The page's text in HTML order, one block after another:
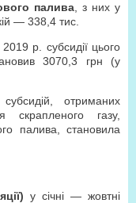
палива , з них у
— 338,4 тис.
р. субсидії цього
3070,3 грн (у
отриманих
скрапленого газу,
палива, становила
у січні — жовтні